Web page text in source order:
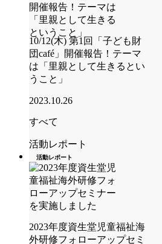
10/12(木) 第1回「子ども財
団café」開催報告！テーマ
は「里親として生きるとい
うこと」
2023.10.26
すべて
活動レポート
活動レポート
2023年度資生堂児童福祉海
外研修フォローアップセミ